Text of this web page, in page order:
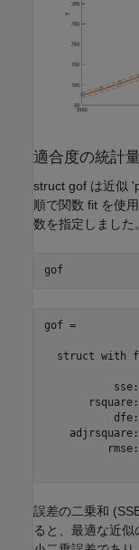
適合度の統計
struct gof は近似
順で関数 fit を使
数を指定しました。
gof
gof =
struct with
誤差の二乗和
ると、最適な近